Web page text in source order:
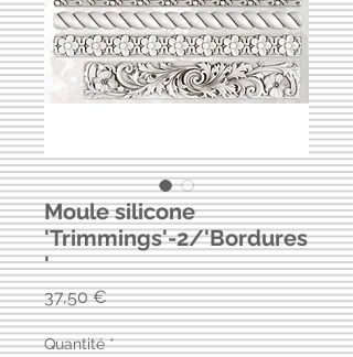
Moule silicone
'Trimmings'-2/'Bordures
'
37,50 €Prix
Quantité *